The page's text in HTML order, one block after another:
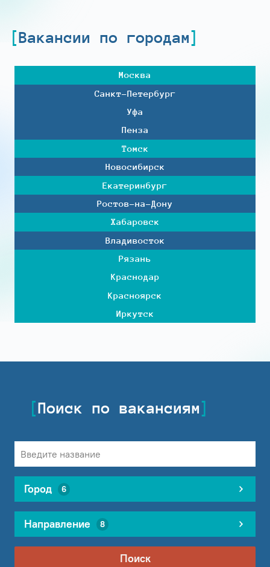
Вакансии по городам
Москва
Санкт-Петербург
Уфа
Пенза
Томск
Новосибирск
Екатеринбург
Ростов-на-Дону
Хабаровск
Владивосток
Рязань
Краснодар
Красноярск
Иркутск
Поиск по вакансиям
Город 6
Направление 8
Поиск